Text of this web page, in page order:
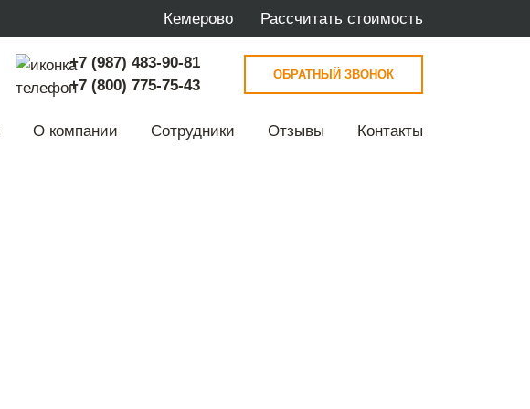
Кемерово Рассчитать стоимость
+7 (987) 483-90-81
+7 (800) 775-75-43
ОБРАТНЫЙ ЗВОНОК
О компании Сотрудники Отзывы Контакты